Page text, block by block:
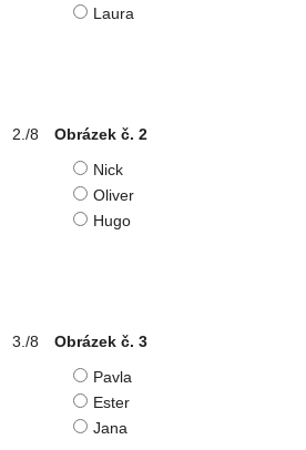
Laura
Obrázek č. 2
Nick
Oliver
Hugo
Obrázek č. 3
Pavla
Ester
Jana